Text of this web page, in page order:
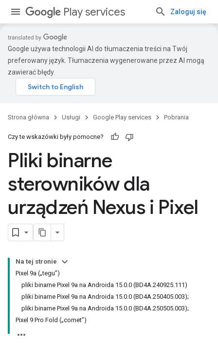
Play services Zaloguj się
Google używa technologii AI do tłumaczenia treści na Twój
preferowany język. Tłumaczenia wygenerowane przez AI mogą
zawierać błędy.
Strona główna Usługi Google Play services Pobrania
Czy te wskazówki były pomocne?
Pliki binarne
sterowników dla
urządzeń Nexus i Pixel
Na tej stronie
Pixel 9a („tegu”)
pliki binarne Pixel 9a na Androida 15.0.0 (BD4A.240925.111)
pliki binarne Pixel 9a na Androida 15.0.0 (BD4A.250405.003);
pliki binarne Pixel 9a na Androida 15.0.0 (BD4A.250505.003);
Pixel 9 Pro Fold („comet”)